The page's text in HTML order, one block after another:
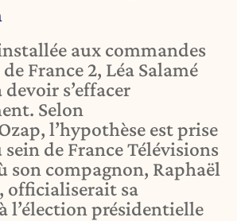
aux commandes
France 2, Léa Salamé
s’effacer
Selon
l’hypothèse est prise
sein de France Télévisions
son compagnon, Raphaël
officialiserait sa
l’élection présidentielle